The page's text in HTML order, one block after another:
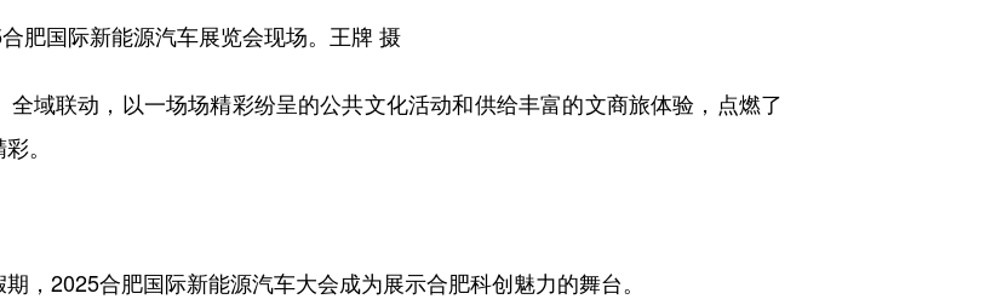
肥国际新能源汽车展览会现场。王牌 摄
联动，以一场场精彩纷呈的公共文化活动和供给丰富的文商旅体验，点燃了
。
2025合肥国际新能源汽车大会成为展示合肥科创魅力的舞台。